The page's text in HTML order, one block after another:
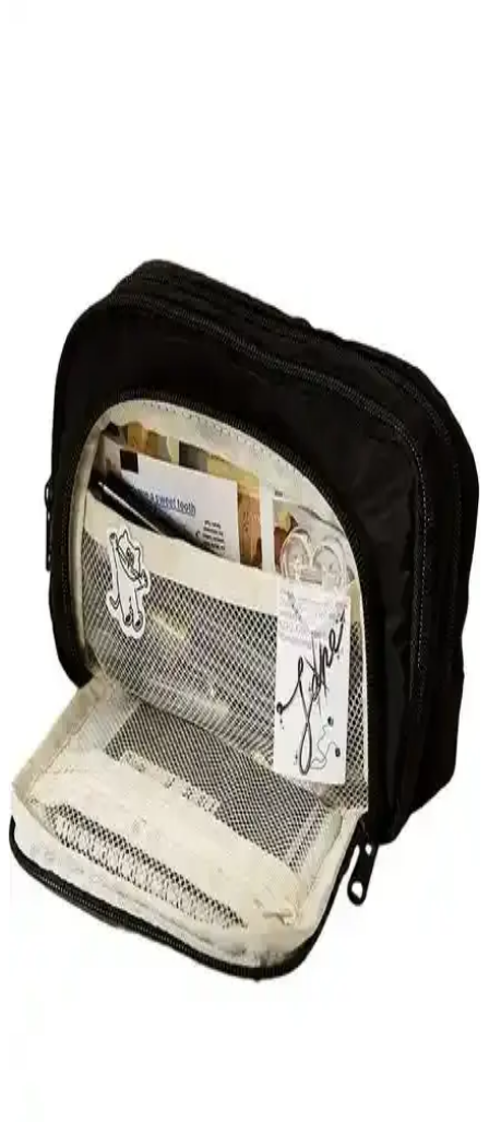
Mor silindir kalem çantası üç bölmeli ve altı hücreli düzeniyle
kurşun, tükenmez ve renkli kalemleri düzenli taşır. Dayanıklı tekstil
malzeme günlük kullanıma uygundur; okulda şık ve fonksiyonel bir
organizatördür.
Sumicorn Sarı Pötikareli Fermuarlı Çok Amaçlı Bez
Kalemlik ve Makyaj Çantası
Sumicorn'un sarı pötikareli tekstil kalemliği, şık tasarımı ve çok
yönlü kullanımıyla günlük ihtiyaçlara pratik çözümler sunar,
dayanıklı fermuar ve geniş iç hacmiyle öne çıkar.
RKY Serenity Klinkır Kalemlik: Suya Dayanıklı,
Yıkanabilir ve Çift Gözlü Tasarım
Suya dayanıklı, yıkanabilir ve çift gözlü tasarımıyla RKY Serenity
Klinkır Kalemlik, ofis ve okul ihtiyaçlarınızı düzenli ve hijyenik
tutar, hafif ve şık yapısıyla öne çıkar.
Jacbag Prime Üçgen Kalemlik: Şık ve Dayanıklı
Tasarım ile Günlük Kullanım İçin Uygun
Jacbag Prime Pencıl Case, gençlere özel şık tasarımı ve geniş iç
hacmiyle dikkat çeker. Dayanıklı tekstil materyali ve ergonomik
üçgen şekliyle kullanımı kolay, estetik ve pratik bir kalemlik
seçeneği sunar.
Kalemlik Seçimi: Brons ve Gen-Of Eko Modellerinin
Karşılaştırması
Brons ve Gen-Of Eko kalemlikleri detaylı karşılaştırıyoruz.
Malzeme, tasarım, kullanım kolaylığı ve kullanıcı yorumlarıyla en
iyi kalemlik seçimini yapmanıza yardımcı oluyoruz.
Nanstore ve Xcspace Büyük Kapasiteli Kalem